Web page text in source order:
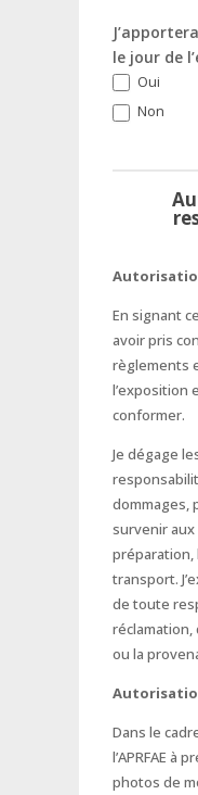
le jour de
Oui
Non
En signant
avoir pris
règlements
l’exposition
conformer.
Je dégage
dommages,
survenir
préparation,
transport.
de toute
réclamation,
ou la
Dans le
l’APRFAE à
photos de